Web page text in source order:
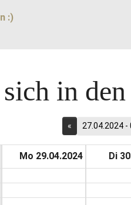
:)
in
« 27.04.2024 -
Mo 29.04.2024 Di